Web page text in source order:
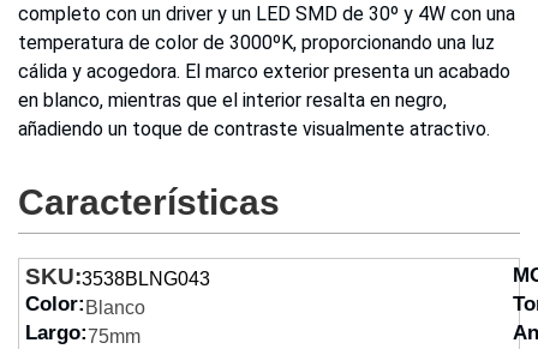
completo con un driver y un LED SMD de 30º y 4W con una
temperatura de color de 3000ºK, proporcionando una luz
cálida y acogedora. El marco exterior presenta un acabado
en blanco, mientras que el interior resalta en negro,
añadiendo un toque de contraste visualmente atractivo.
Características
SKU:3538BLNG043
Color: Blanco
Largo:75mm